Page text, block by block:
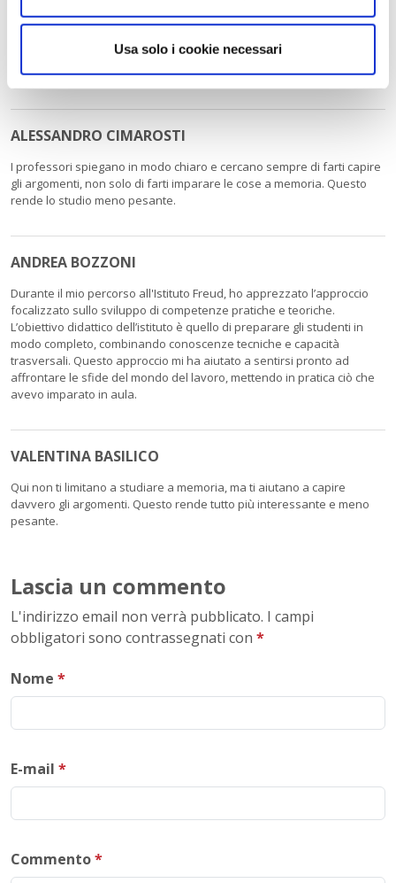
Usa solo i cookie necessari
Le lezioni sono organizzate in modo chiaro e concreto. I professori
puntano molto sulla comprensione e sul metodo di studio, cosa che
fa davvero la differenza quando devi lavorare in autonomia.
ALESSANDRO CIMAROSTI
I professori spiegano in modo chiaro e cercano sempre di farti capire
gli argomenti, non solo di farti imparare le cose a memoria. Questo
rende lo studio meno pesante.
ANDREA BOZZONI
Durante il mio percorso all'Istituto Freud, ho apprezzato l’approccio
focalizzato sullo sviluppo di competenze pratiche e teoriche.
L’obiettivo didattico dell’istituto è quello di preparare gli studenti in
modo completo, combinando conoscenze tecniche e capacità
trasversali. Questo approccio mi ha aiutato a sentirsi pronto ad
affrontare le sfide del mondo del lavoro, mettendo in pratica ciò che
avevo imparato in aula.
VALENTINA BASILICO
Qui non ti limitano a studiare a memoria, ma ti aiutano a capire
davvero gli argomenti. Questo rende tutto più interessante e meno
pesante.
Lascia un commento
L'indirizzo email non verrà pubblicato. I campi
obbligatori sono contrassegnati con *
Nome *
E-mail *
Commento*